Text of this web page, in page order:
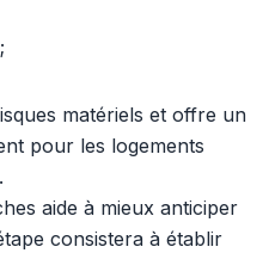
matériels et offre un
pour les logements
aide à mieux anticiper
consistera à établir